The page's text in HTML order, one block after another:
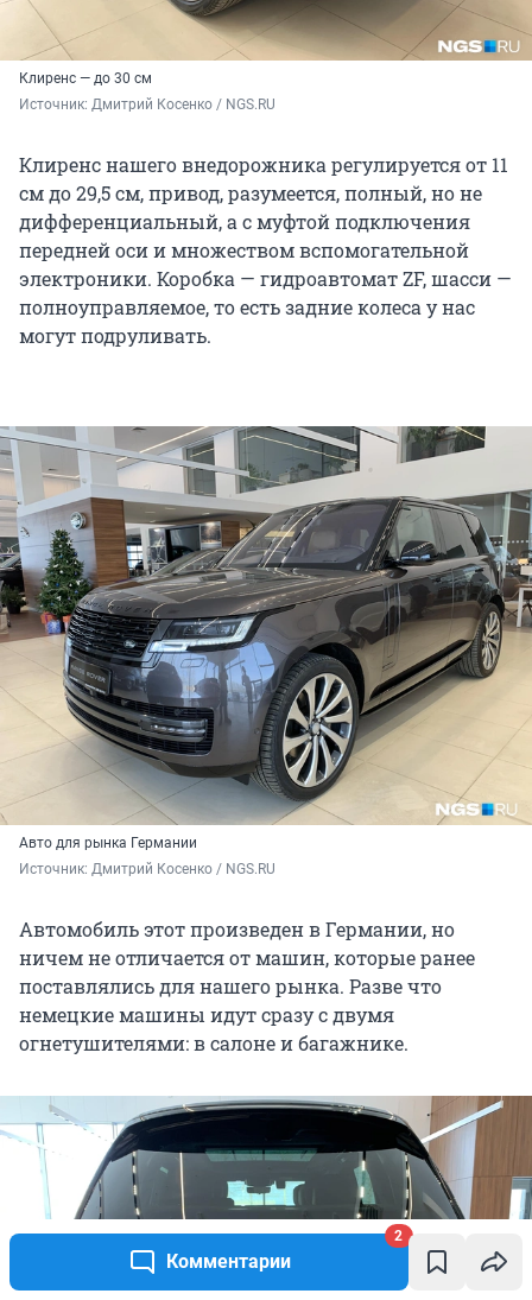
Комментарии
2
Клиренс — до 30 см
Источник: Дмитрий Косенко / NGS.RU
Клиренс нашего внедорожника регулируется от 11
см до 29,5 см, привод, разумеется, полный, но не
дифференциальный, а с муфтой подключения
передней оси и множеством вспомогательной
электроники. Коробка — гидроавтомат ZF, шасси —
полноуправляемое, то есть задние колеса у нас
могут подруливать.
Авто для рынка Германии
Источник: Дмитрий Косенко / NGS.RU
Автомобиль этот произведен в Германии, но
ничем не отличается от машин, которые ранее
поставлялись для нашего рынка. Разве что
немецкие машины идут сразу с двумя
огнетушителями: в салоне и багажнике.